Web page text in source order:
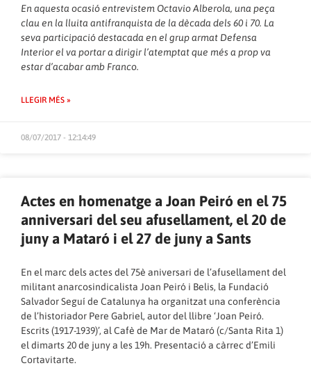
En aquesta ocasió entrevistem Octavio Alberola, una peça
clau en la lluita antifranquista de la dècada dels 60 i 70. La
seva participació destacada en el grup armat Defensa
Interior el va portar a dirigir l’atemptat que més a prop va
estar d’acabar amb Franco.
LLEGIR MÉS »
08/07/2017 - 12:14:49
Actes en homenatge a Joan Peiró en el 75
anniversari del seu afusellament, el 20 de
juny a Mataró i el 27 de juny a Sants
En el marc dels actes del 75è aniversari de l’afusellament del
militant anarcosindicalista Joan Peiró i Belis, la Fundació
Salvador Seguí de Catalunya ha organitzat una conferència
de l’historiador Pere Gabriel, autor del llibre ‘Joan Peiró.
Escrits (1917-1939)’, al Cafè de Mar de Mataró (c/Santa Rita 1)
el dimarts 20 de juny a les 19h. Presentació a càrrec d’Emili
Cortavitarte.